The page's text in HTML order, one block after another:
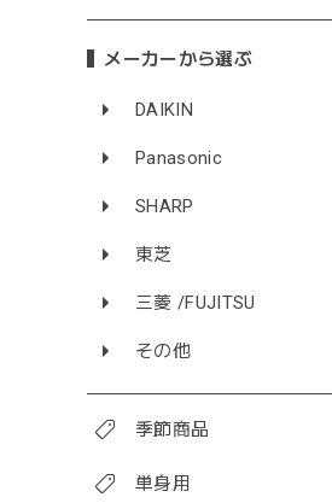
メーカーから選ぶ
DAIKIN
Panasonic
SHARP
東芝
三菱 /FUJITSU
その他
季節商品
単身用